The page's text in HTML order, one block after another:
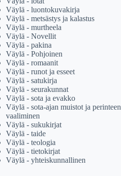
Väylä - luontokuvakirja
Väylä - metsästys ja kalastus
Väylä - murtheela
Väylä - Novellit
Väylä - pakina
Väylä - Pohjoinen
Väylä - romaanit
Väylä - runot ja esseet
Väylä - satukirja
Väylä - seurakunnat
Väylä - sota ja evakko
Väylä - sota-ajan muistot ja perinteen
vaaliminen
Väylä - sukukirjat
Väylä - taide
Väylä - teologia
Väylä - tietokirjat
Väylä - yhteiskunnallinen